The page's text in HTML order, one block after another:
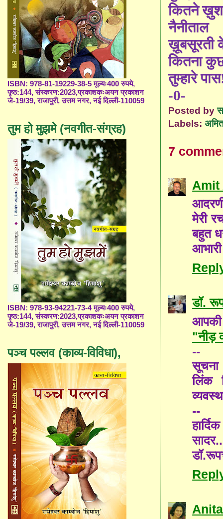
कितने
नैनीताल
ख़ूबसूरती
कितना
तुम्हारे
-0-
Posted by
Labels:
7
Amit
मेरी
बहुत
डॉ.
आपकी
"नीड़
--
सूचना
लिंक
--
ISBN: 978-81-19229-38-5 मूल्यः400 रुपये,
पृष्ठ:144, संस्करण:2023,प्रकाशकःअयन प्रकाशन
जे-19/39, राजापुरी, उत्तम नगर, नई दिल्ली-110059
तुम हो मुझमे (नवगीत-संग्रह)
ISBN: 978-93-94221-73-4 मूल्यः400 रुपये,
पृष्ठ:144, संस्करण:2023,प्रकाशकःअयन प्रकाशन
जे-19/39, राजापुरी, उत्तम नगर, नई दिल्ली-110059
पञ्च पल्लव (काव्य-विविधा),